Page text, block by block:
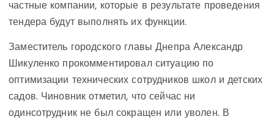
частные компании, которые в результате проведения
тендера будут выполнять их функции.
Заместитель городского главы Днепра Александр
Шикуленко прокомментировал ситуацию по
оптимизации технических сотрудников школ и детских
садов. Чиновник отметил, что сейчас ни
одинсотрудник не был сокращен или уволен. В